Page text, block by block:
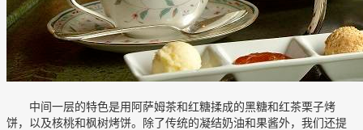
中间一层的特色是用阿萨姆茶和红糖揉成的黑糖和红茶栗子烤
饼，以及核桃和枫树烤饼。除了传统的凝结奶油和果酱外，我们还提